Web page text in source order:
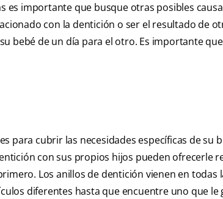
es importante que busque otras posibles
con la dentición o ser el resultado de
bebé de un día para el otro. Es importante
para cubrir las necesidades específicas de su
con sus propios hijos pueden ofrecerle
Los anillos de dentición vienen en todas
diferentes hasta que encuentre uno que le